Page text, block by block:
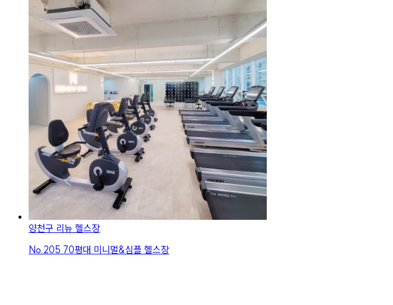
양천구 리뉴 헬스장
No. 205 70평대 미니멀&심플 헬스장